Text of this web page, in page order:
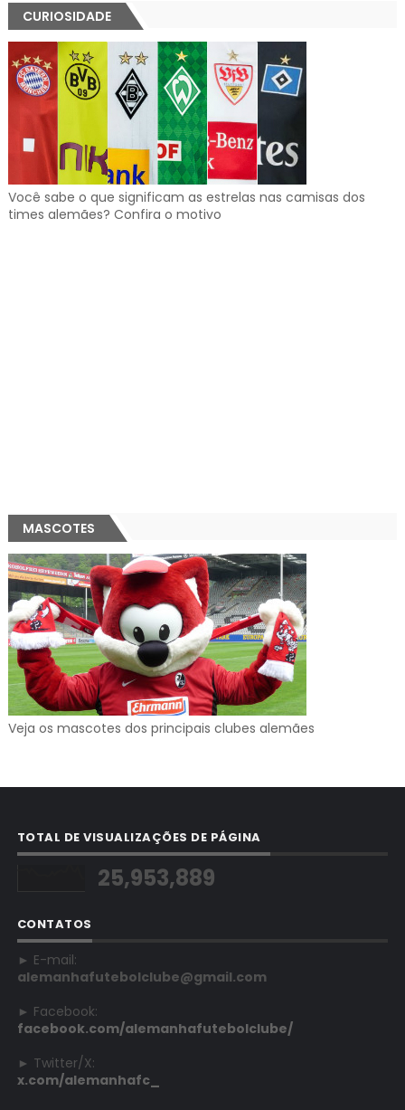
CURIOSIDADE
Você sabe o que significam as estrelas nas camisas dos
times alemães? Confira o motivo
MASCOTES
Veja os mascotes dos principais clubes alemães
TOTAL DE VISUALIZAÇÕES DE PÁGINA
25,953,889
CONTATOS
► E-mail:
alemanhafutebolclube@gmail.com
► Facebook:
facebook.com/alemanhafutebolclube/
► Twitter/X:
x.com/alemanhafc_